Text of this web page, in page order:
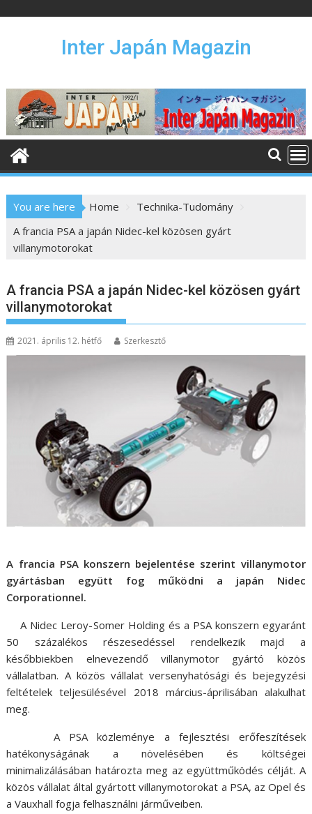
n
e
Inter Japán Magazin
You are here Home
Technika-Tudomány
A francia PSA a japán Nidec-kel közösen gyárt
villanymotorokat
A francia PSA a japán Nidec-kel közösen gyárt
villanymotorokat
2021. április 12. hétfő Szerkesztő
A francia PSA konszern bejelentése szerint villanymotor
gyártásban együtt fog működni a japán Nidec
Corporationnel.
A Nidec Leroy-Somer Holding és a PSA konszern egyaránt
50 százalékos részesedéssel rendelkezik majd a
későbbiekben elnevezendő villanymotor gyártó közös
vállalatban. A közös vállalat versenyhatósági és bejegyzési
feltételek teljesülésével 2018 március-áprilisában alakulhat
meg.
A PSA közleménye a fejlesztési erőfeszítések
hatékonyságának a növelésében és költségei
minimalizálásában határozta meg az együttműködés célját. A
közös vállalat által gyártott villanymotorokat a PSA, az Opel és
a Vauxhall fogja felhasználni járműveiben.